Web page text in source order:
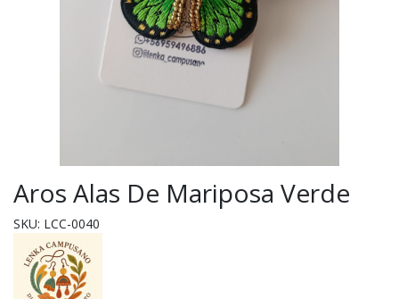
Aros Alas De Mariposa Verde
SKU: LCC-0040